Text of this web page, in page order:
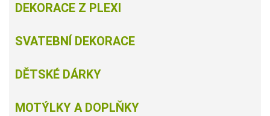
DEKORACE Z PLEXI
SVATEBNÍ DEKORACE
DĚTSKÉ DÁRKY
MOTÝLKY A DOPLŇKY